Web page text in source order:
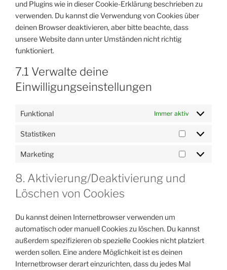
und Plugins wie in dieser Cookie-Erklärung beschrieben zu
verwenden. Du kannst die Verwendung von Cookies über
deinen Browser deaktivieren, aber bitte beachte, dass
unsere Website dann unter Umständen nicht richtig
funktioniert.
7.1 Verwalte deine
Einwilligungseinstellungen
Funktional Immer aktiv
Statistiken
Statistiken
Marketing
Marketing
8. Aktivierung/Deaktivierung und
Löschen von Cookies
Du kannst deinen Internetbrowser verwenden um
automatisch oder manuell Cookies zu löschen. Du kannst
außerdem spezifizieren ob spezielle Cookies nicht platziert
werden sollen. Eine andere Möglichkeit ist es deinen
Internetbrowser derart einzurichten, dass du jedes Mal